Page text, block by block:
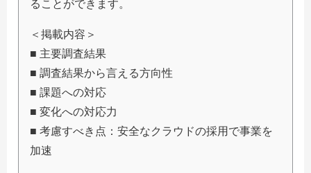
ることができます。
＜掲載内容＞
■ 主要調査結果
■ 調査結果から言える方向性
■ 課題への対応
■ 変化への対応力
■ 考慮すべき点：安全なクラウドの採用で事業を
加速